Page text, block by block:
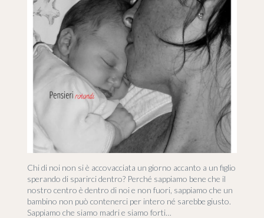
Chi di noi non si è accovacciata un giorno accanto a un figlio
sperando di sparirci dentro? Perché sappiamo bene che il
nostro centro è dentro di noi e non fuori, sappiamo che un
bambino non può contenerci per intero né sarebbe giusto.
Sappiamo che siamo madri e siamo forti…